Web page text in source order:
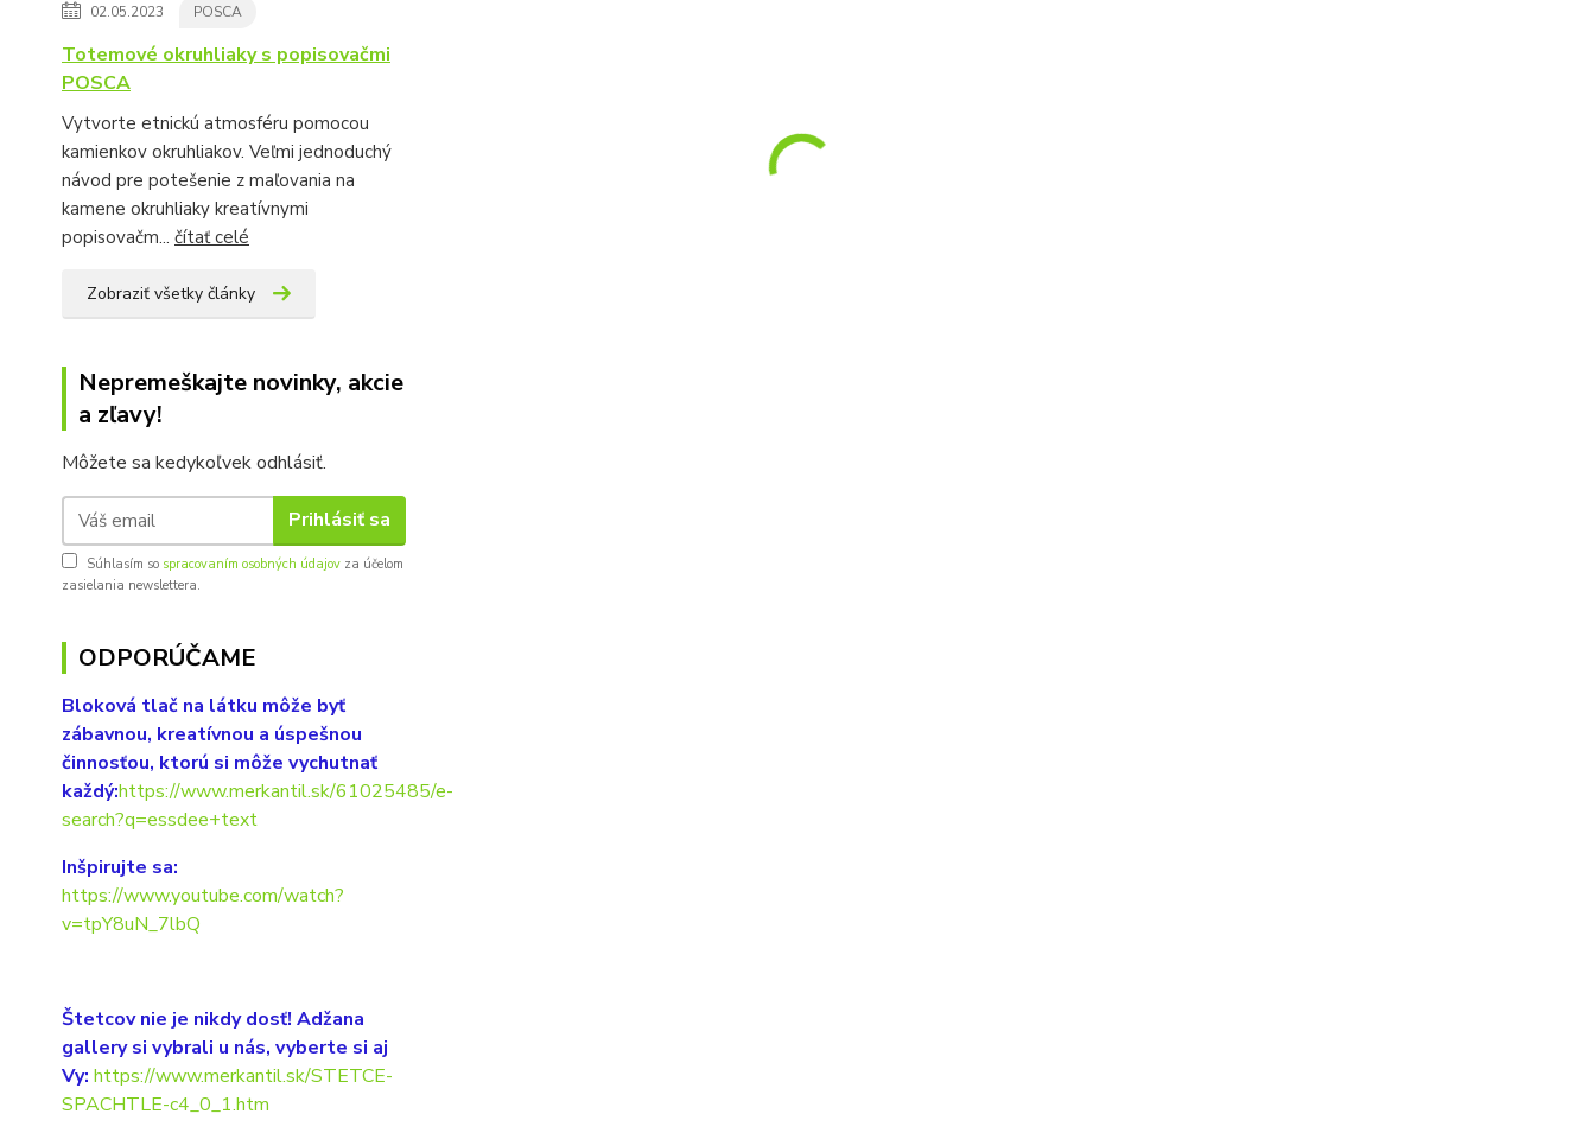
02.05.2023 POSCA
Totemové okruhliaky s popisovačmi
POSCA
Vytvorte etnickú atmosféru pomocou
kamienkov okruhliakov. Veľmi jednoduchý
návod pre potešenie z maľovania na
kamene okruhliaky kreatívnymi
popisovačm... čítať celé
Zobraziť všetky články
Nepremeškajte novinky, akcie
a zľavy!
Môžete sa kedykoľvek odhlásiť.
Prihlásiť sa
Súhlasím so spracovaním osobných údajov za účelom
zasielania newslettera.
ODPORÚČAME
Bloková tlač na látku môže byť
zábavnou, kreatívnou a úspešnou
činnosťou, ktorú si môže vychutnať
každý:https://www.merkantil.sk/61025485/e-
search?q=essdee+text
Inšpirujte sa:
https://www.youtube.com/watch?
v=tpY8uN_7lbQ
Štetcov nie je nikdy dosť! Adžana
gallery si vybrali u nás, vyberte si aj
Vy: https://www.merkantil.sk/STETCE-
SPACHTLE-c4_0_1.htm